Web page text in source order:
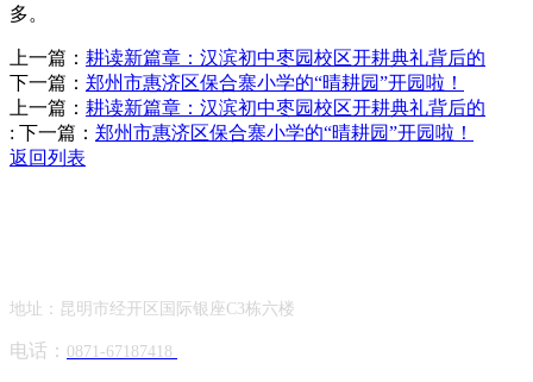
多。
上一篇： 耕读新篇章：汉滨初中枣园校区开耕典礼背后的
下一篇： 郑州市惠济区保合寨小学的“晴耕园”开园啦！
上一篇： 耕读新篇章：汉滨初中枣园校区开耕典礼背后的
: 下一篇： 郑州市惠济区保合寨小学的“晴耕园”开园啦！
返回列表
地址：昆明市经开区国际银座C3栋六楼
电话： 0871-67187418